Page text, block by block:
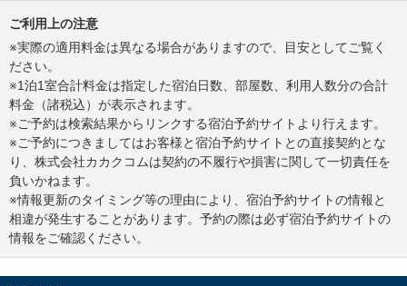
ご利用上の注意
※実際の適用料金は異なる場合がありますので、目安としてご覧く
ださい。
※1泊1室合計料金は指定した宿泊日数、部屋数、利用人数分の合計
料金（諸税込）が表示されます。
※ご予約は検索結果からリンクする宿泊予約サイトより行えます。
※ご予約につきましてはお客様と宿泊予約サイトとの直接契約とな
り、株式会社カカクコムは契約の不履行や損害に関して一切責任を
負いかねます。
※情報更新のタイミング等の理由により、宿泊予約サイトの情報と
相違が発生することがあります。予約の際は必ず宿泊予約サイトの
情報をご確認ください。